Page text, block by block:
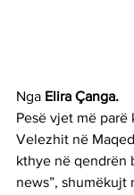
Nga Elira Çanga.
Pesë vjet më
Velezhit në
kthye në qendrën
news”, shumëkujt